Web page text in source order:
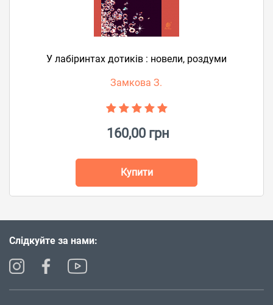
У лабіринтах дотиків : новели, роздуми
Замкова З.
160,00 грн
Купити
Слідкуйте за нами: